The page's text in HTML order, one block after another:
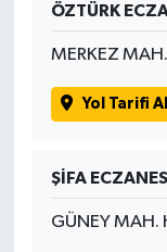
ÖZTÜRK
MERKEZ
Yol Tarifi Al
ŞİFA ECZANESİ
GÜNEY MAH.